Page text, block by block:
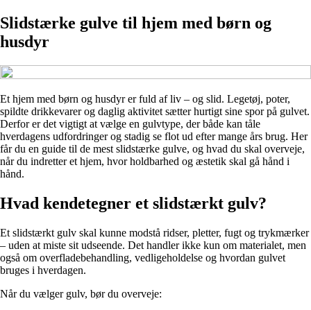
Slidstærke gulve til hjem med børn og
husdyr
Et hjem med børn og husdyr er fuld af liv – og slid. Legetøj, poter,
spildte drikkevarer og daglig aktivitet sætter hurtigt sine spor på gulvet.
Derfor er det vigtigt at vælge en gulvtype, der både kan tåle
hverdagens udfordringer og stadig se flot ud efter mange års brug. Her
får du en guide til de mest slidstærke gulve, og hvad du skal overveje,
når du indretter et hjem, hvor holdbarhed og æstetik skal gå hånd i
hånd.
Hvad kendetegner et slidstærkt gulv?
Et slidstærkt gulv skal kunne modstå ridser, pletter, fugt og trykmærker
– uden at miste sit udseende. Det handler ikke kun om materialet, men
også om overfladebehandling, vedligeholdelse og hvordan gulvet
bruges i hverdagen.
Når du vælger gulv, bør du overveje: